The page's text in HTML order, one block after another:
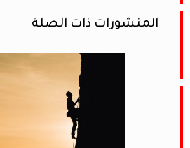
المنشورات ذات الصلة